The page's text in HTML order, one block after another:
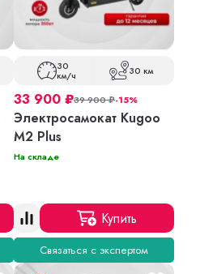
30
км/ч 30 км
33 900 ₽39 900₽-15%
Электросамокат Kugoo
M2 Plus
На складе
Купить
Связаться с экспертом